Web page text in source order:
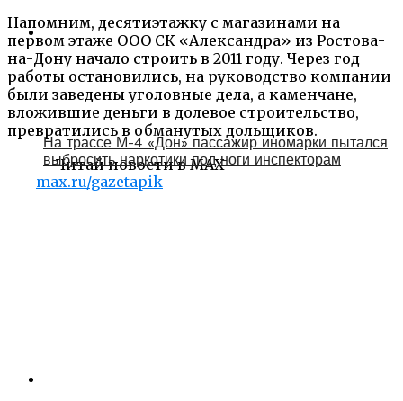
Напомним, десятиэтажку с магазинами на
первом этаже ООО СК «Александра» из Ростова-
на-Дону начало строить в 2011 году. Через год
работы остановились, на руководство компании
были заведены уголовные дела, а каменчане,
вложившие деньги в долевое строительство,
превратились в обманутых дольщиков.
Читай новости в MAX
max.ru/gazetapik
На трассе М-4 «Дон» пассажир иномарки пытался
выбросить наркотики под ноги инспекторам